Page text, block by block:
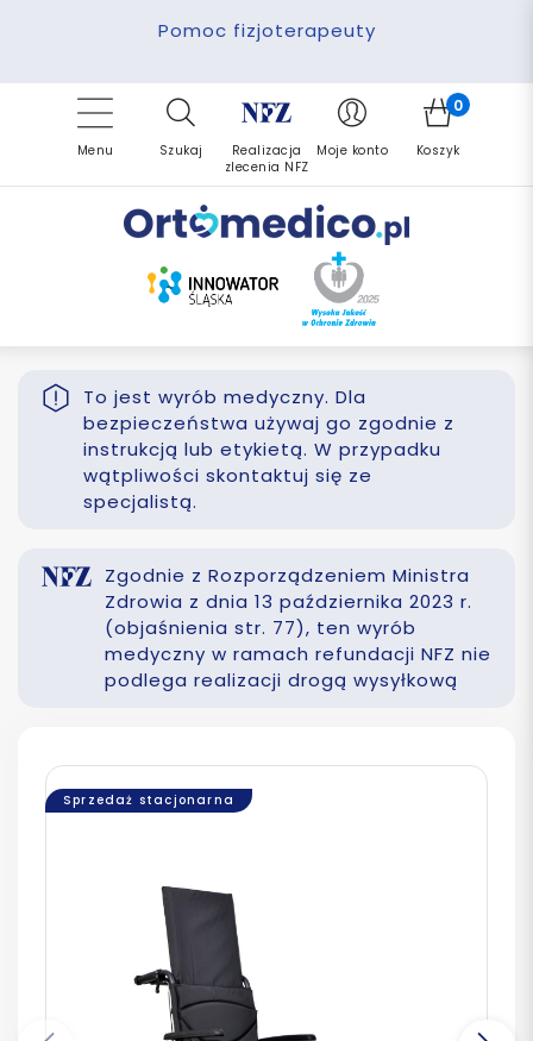
Darmowa dostawa
Pomoc fizjoterapeuty
Finansowanie PFRON
Refundacja NFZ
Zrealizuj zlecenie ponownie
Menu Szukaj
Realizacja
zlecenia NFZ
Moje konto
0
Koszyk
To jest wyrób medyczny. Dla
bezpieczeństwa używaj go zgodnie z
instrukcją lub etykietą. W przypadku
wątpliwości skontaktuj się ze
specjalistą.
Zgodnie z Rozporządzeniem Ministra
Zdrowia z dnia 13 października 2023 r.
(objaśnienia str. 77), ten wyrób
medyczny w ramach refundacji NFZ nie
podlega realizacji drogą wysyłkową
Sprzedaż stacjonarna